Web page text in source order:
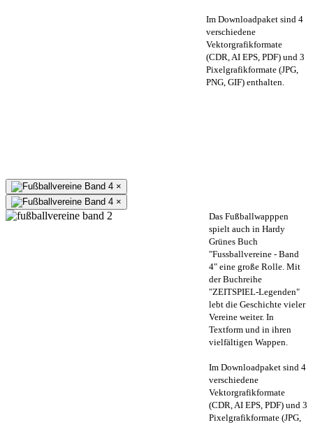
Im Downloadpaket sind 4
verschiedene
Vektorgrafikformate
(CDR, AI EPS, PDF) und 3
Pixelgrafikformate (JPG,
PNG, GIF) enthalten.
×
×
Das Fußballwapppen
spielt auch in Hardy
Grünes Buch
"Fussballvereine - Band
4" eine große Rolle. Mit
der Buchreihe
"ZEITSPIEL-Legenden"
lebt die Geschichte vieler
Vereine weiter. In
Textform und in ihren
vielfältigen Wappen.
Im Downloadpaket sind 4
verschiedene
Vektorgrafikformate
(CDR, AI EPS, PDF) und 3
Pixelgrafikformate (JPG,